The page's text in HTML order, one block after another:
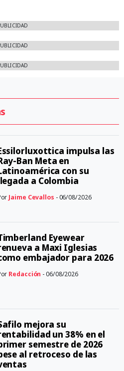
impulsa las
Ban Meta en
con su
a Colombia
Jaime Cevallos - 06/08/2026
Eyewear
a Maxi Iglesias
embajador para 2026
Redacción - 06/08/2026
mejora su
un 38% en el
semestre de 2026
al retroceso de las